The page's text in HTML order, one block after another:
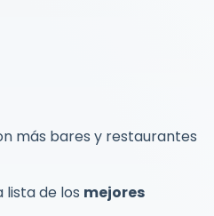
más bares y restaurantes
lista de los mejores